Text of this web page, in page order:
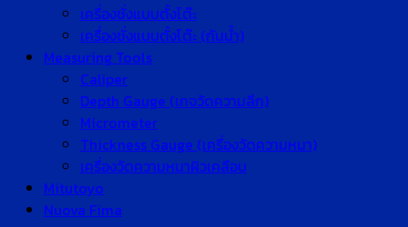
เครื่องชั่งแบบตั้งโต๊ะ
เครื่องชั่งแบบตั้งโต๊ะ (กันน้ำ)
Measuring Tools
Caliper
Depth Gauge (เกจวัดความลึก)
Micrometer
Thickness Gauge (เครื่องวัดความหนา)
เครื่องวัดความหนาผิวเคลือบ
Mitutoyo
Nuova Fima